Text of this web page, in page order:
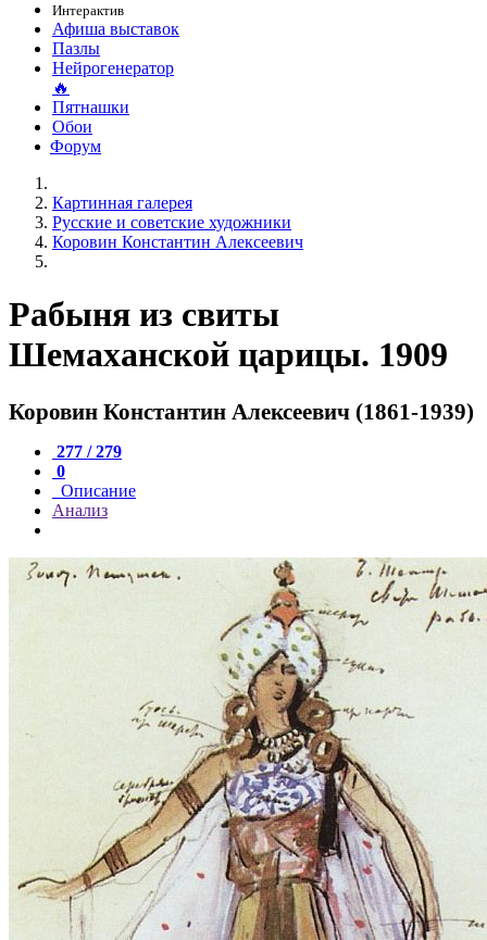
Интерактив
Афиша выставок
Пазлы
Нейрогенератор
🔥
Пятнашки
Обои
Форум
Картинная галерея
Русские и советские художники
Коровин Константин Алексеевич
Рабыня из свиты
Шемаханской царицы. 1909
Коровин Константин Алексеевич (1861-1939)
277 / 279
0
Описание
Анализ